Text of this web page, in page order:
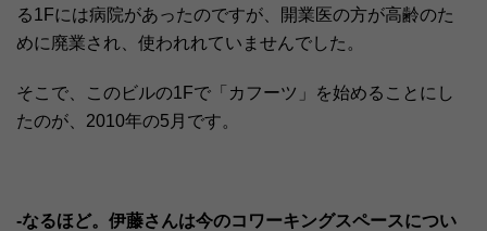
る1Fには病院があったのですが、開業医の方が高齢のた
めに廃業され、使われれていませんでした。
そこで、このビルの1Fで「カフーツ」を始めることにし
たのが、2010年の5月です。
-なるほど。伊藤さんは今のコワーキングスペースについ